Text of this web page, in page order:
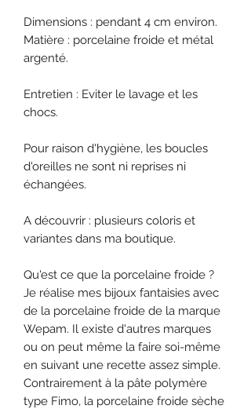
Dimensions : pendant 4 cm environ.
Matière : porcelaine froide et métal
argenté.
Entretien : Eviter le lavage et les
chocs.
Pour raison d'hygiène, les boucles
d'oreilles ne sont ni reprises ni
échangées.
A découvrir : plusieurs coloris et
variantes dans ma boutique.
Qu'est ce que la porcelaine froide ?
Je réalise mes bijoux fantaisies avec
de la porcelaine froide de la marque
Wepam. Il existe d'autres marques
ou on peut même la faire soi-même
en suivant une recette assez simple.
Contrairement à la pâte polymère
type Fimo, la porcelaine froide sèche